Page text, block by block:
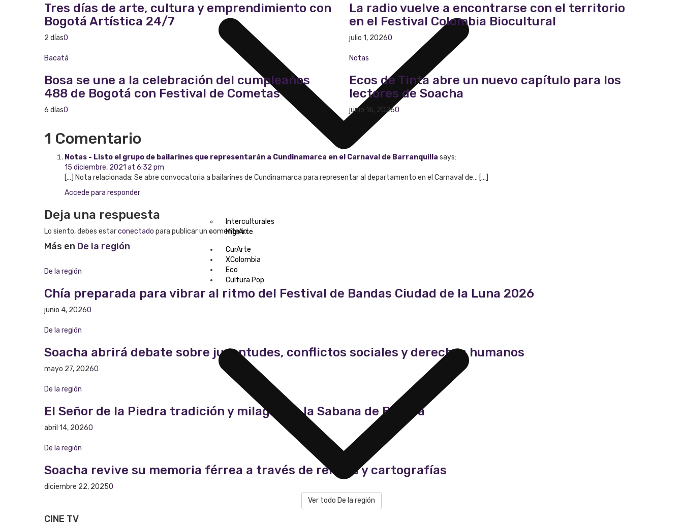
Interculturales
MigrArte
CurArte
XColombia
Eco
Cultura Pop
Tres días de arte, cultura y emprendimiento con
Bogotá Artística 24/7
2 días0
Bacatá
Bosa se une a la celebración del cumpleaños
488 de Bogotá con Festival de Cometas
6 días0
La radio vuelve a encontrarse con el territorio
en el Festival Colombia Biocultural
julio 1, 20260
Notas
Ecos de Tinta abre un nuevo capítulo para los
lectores de Soacha
junio 16, 20260
1 Comentario
Notas - Listo el grupo de bailarines que representarán a Cundinamarca en el Carnaval de Barranquilla says:
15 diciembre, 2021 at 6:32 pm
[…] Nota relacionada: Se abre convocatoria a bailarines de Cundinamarca para representar al departamento en el Carnaval de… […]
Accede para responder
Deja una respuesta
Lo siento, debes estarconectado para publicar un comentario.
Más en De la región
De la región
Chía preparada para vibrar al ritmo del Festival de Bandas Ciudad de la Luna 2026
junio 4, 20260
De la región
Soacha abrirá debate sobre juventudes, conflictos sociales y derechos humanos
mayo 27, 20260
De la región
El Señor de la Piedra tradición y milagro en la Sabana de Bogotá
abril 14, 20260
De la región
Soacha revive su memoria férrea a través de relatos y cartografías
diciembre 22, 20250
Ver todo De la región
CINE TV